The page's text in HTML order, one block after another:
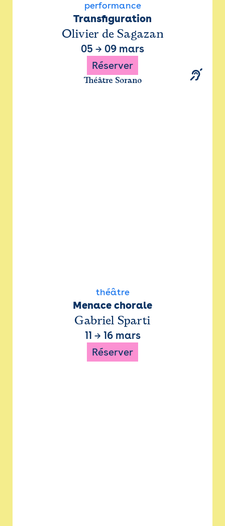
performance
Transfiguration
Olivier de Sagazan
05 → 09 mars
Réserver
Théâtre Sorano
théâtre
Menace chorale
Gabriel Sparti
11 → 16 mars
Réserver